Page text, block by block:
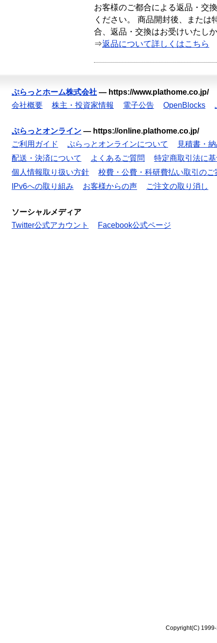
お客様のご都合による返品・交
ください。 商品開封後、または
合、返品・交換はお受けいたし
⇒返品について詳しくはこちら
ぷらっとホーム株式会社 — https://www.plathome.co.jp/
会社概要
株主・投資家情報 電子公告 OpenBlocks
ぷらっとオンライン — https://online.plathome.co.jp/
ご利用ガイド
ぷらっとオンラインについて
見積書・
配送・決済について
よくあるご質問
特定商取引法に
個人情報取り扱い方針
校費・公費・科研費払い取引のご
IPv6への取り組み
お客様からの声 ご注文の取り消し
ソーシャルメディア
Twitter公式アカウント
Facebook公式ページ
Copyright(C)